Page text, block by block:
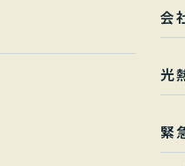
会
光
緊